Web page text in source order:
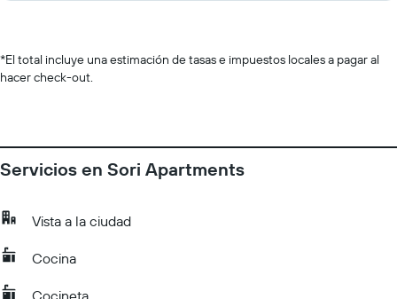
*El total incluye una estimación de tasas e impuestos locales a pagar al
hacer check-out.
Servicios en Sori Apartments
Vista a la ciudad
Cocina
Cocineta